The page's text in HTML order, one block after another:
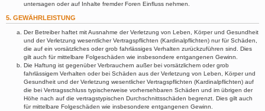
untersagen oder auf Inhalte fremder Foren Einfluss nehmen.
5. GEWÄHRLEISTUNG
Der Betreiber haftet mit Ausnahme der Verletzung von Leben, Körper und Gesundheit
und der Verletzung wesentlicher Vertragspflichten (Kardinalpflichten) nur für Schäden,
die auf ein vorsätzliches oder grob fahrlässiges Verhalten zurückzuführen sind. Dies
gilt auch für mittelbare Folgeschäden wie insbesondere entgangenen Gewinn.
Die Haftung ist gegenüber Verbrauchern außer bei vorsätzlichem oder grob
fahrlässigem Verhalten oder bei Schäden aus der Verletzung von Leben, Körper und
Gesundheit und der Verletzung wesentlicher Vertragspflichten (Kardinalpflichten) auf
die bei Vertragsschluss typischerweise vorhersehbaren Schäden und im übrigen der
Höhe nach auf die vertragstypischen Durchschnittsschäden begrenzt. Dies gilt auch
für mittelbare Folgeschäden wie insbesondere entgangenen Gewinn.